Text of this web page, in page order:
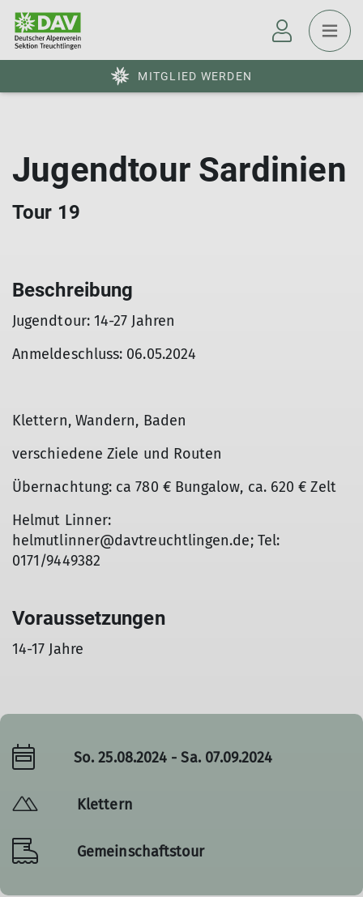
MITGLIED WERDEN
Jugendtour Sardinien
Tour 19
Beschreibung
Jugendtour: 14-27 Jahren
Anmeldeschluss: 06.05.2024
Klettern, Wandern, Baden
verschiedene Ziele und Routen
Übernachtung: ca 780 € Bungalow, ca. 620 € Zelt
Helmut Linner:
helmutlinner@davtreuchtlingen.de; Tel:
0171/9449382
Voraussetzungen
14-17 Jahre
So. 25.08.2024 - Sa. 07.09.2024
Klettern
Gemeinschaftstour